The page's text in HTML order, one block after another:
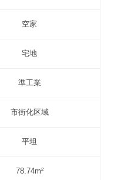
空家
宅地
準工業
市街化区域
平坦
78.74m²